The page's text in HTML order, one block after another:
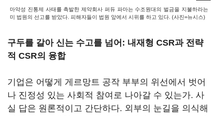
마약성 진통제 사태를 촉발한 제약회사 퍼듀 파마는 수조원대의 벌금을 지불하라는
미 법원의 선고를 받았다. 피해자들이 법원 앞에서 시위를 하고 있다. (사진=뉴시스)
구두를 갈아 신는 수고를 넘어: 내재형 CSR과 전략
적 CSR의 융합
기업은 어떻게 게르망트 공작 부부의 위선에서 벗어
나 진정성 있는 사회적 참여로 나아갈 수 있는가. 사
실 답은 원론적이고 간단하다. 외부의 눈길을 의식해